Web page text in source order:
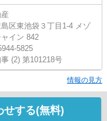
区東池袋３丁目1-4 メゾ
イン 842
5825
(2) 第101218号
情報の見方
せする(無料)